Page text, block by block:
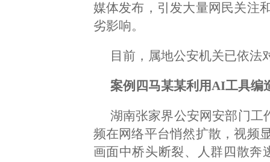
媒体发布，引发大量网民关注
劣影响。
目前，属地公安机关已依法
案例四马某某利用AI工具编
湖南张家界公安网安部门工
频在网络平台悄然扩散，视频
画面中桥头断裂、人群四散奔